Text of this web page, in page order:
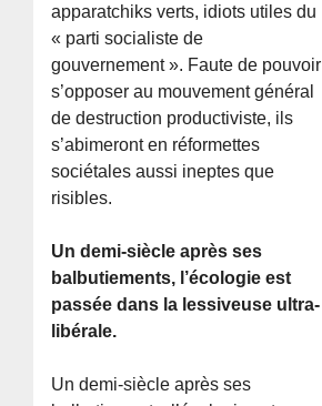
apparatchiks verts, idiots utiles du
« parti socialiste de
gouvernement ». Faute de pouvoir
s’opposer au mouvement général
de destruction productiviste, ils
s’abimeront en réformettes
sociétales aussi ineptes que
risibles.
Un demi-siècle après ses
balbutiements, l’écologie est
passée dans la lessiveuse ultra-
libérale.
Un demi-siècle après ses